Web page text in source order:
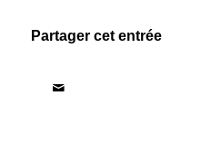
Partager cet entrée